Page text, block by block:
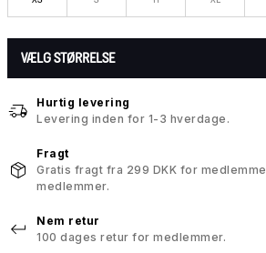
VÆLG STØRRELSE
Hurtig levering
Levering inden for 1-3 hverdage.
Fragt
Gratis fragt fra 299 DKK for
medlemmer.
Nem retur
100 dages retur for medlemmer.